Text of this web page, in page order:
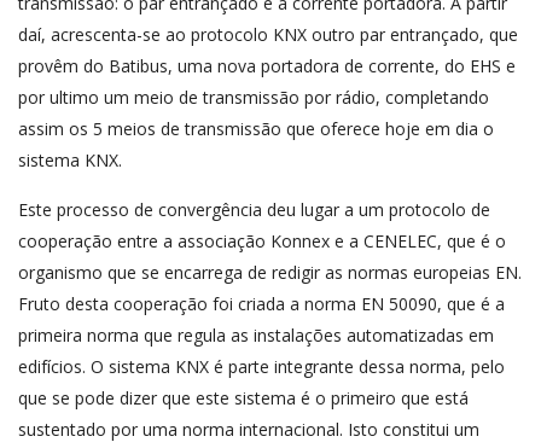
daí, acrescenta-se ao protocolo KNX outro par entrançado, que
provêm do Batibus, uma nova portadora de corrente, do EHS e
por ultimo um meio de transmissão por rádio, completando
assim os 5 meios de transmissão que oferece hoje em dia o
sistema KNX.
Este processo de convergência deu lugar a um protocolo de
cooperação entre a associação Konnex e a CENELEC, que é o
organismo que se encarrega de redigir as normas europeias EN.
Fruto desta cooperação foi criada a norma EN 50090, que é a
primeira norma que regula as instalações automatizadas em
edifícios. O sistema KNX é parte integrante dessa norma, pelo
que se pode dizer que este sistema é o primeiro que está
sustentado por uma norma internacional. Isto constitui um